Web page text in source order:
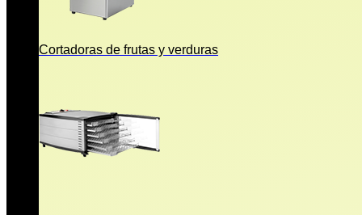
Cortadoras de frutas y verduras